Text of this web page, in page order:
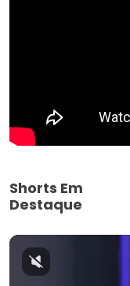
Shorts Em
Destaque